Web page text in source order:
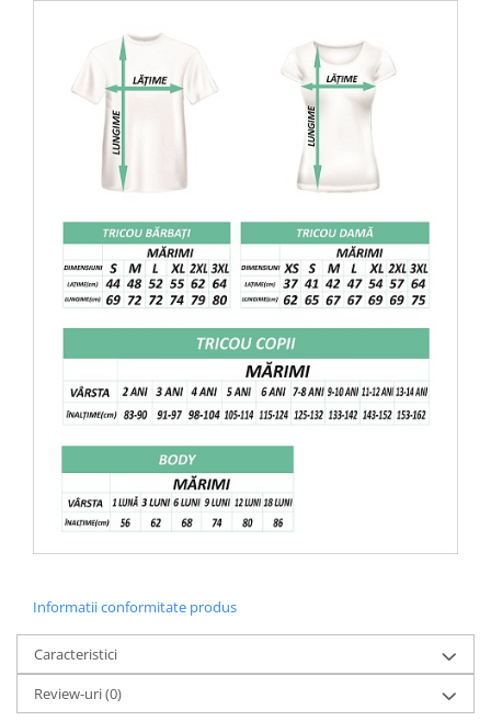
Informatii conformitate produs
Caracteristici
Review-uri(0)